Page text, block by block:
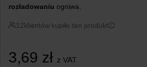
rozładowaniu ogniwa.
12klientów kupiło ten produkt
3,69 zł z VAT